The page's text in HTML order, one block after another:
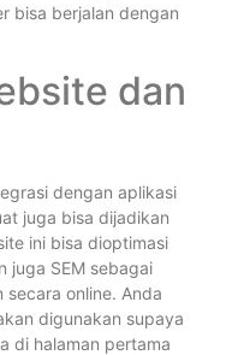
bisa berjalan dengan
dan
dengan aplikasi
juga bisa dijadikan
ini bisa dioptimasi
juga SEM sebagai
online. Anda
digunakan supaya
di halaman pertama